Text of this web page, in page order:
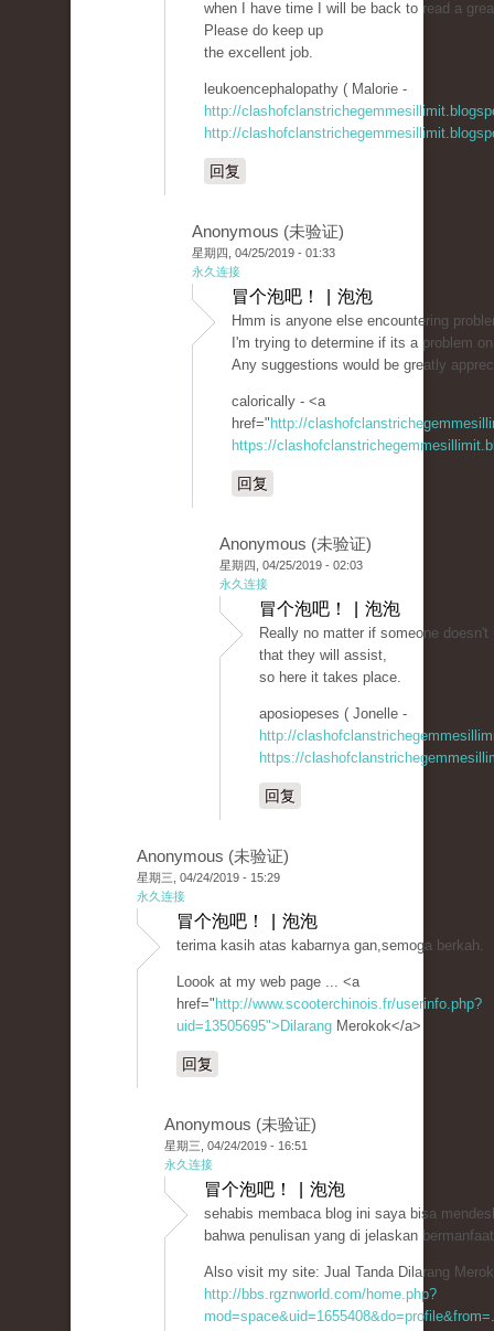
when I have time I will be back to read a
Please do keep up
the excellent job.
leukoencephalopathy ( Malorie -
http://
http://
回复
Anonymous (未验证)
星期四, 04/25/2019 - 01:33
永久连接
冒个泡吧！ | 泡泡
Hmm is anyone else encountering
I'm trying to determine if its a problem
Any suggestions would be greatly
calorically - <a
href=" http://
https://
回复
Anonymous (未验证)
星期四, 04/25/2019 - 02:03
永久连接
冒个泡吧！ | 泡泡
Really no matter if someone
that they will assist,
so here it takes place.
aposiopeses ( Jonelle -
http://
https://
回复
Anonymous (未验证)
星期三, 04/24/2019 - 15:29
永久连接
冒个泡吧！ | 泡泡
terima kasih atas kabarnya gan,semoga berkah.
Loook at my web page ... <a
href=" http://www.scooterchinois.fr/userinfo.php?
uid=13505695">Dilarang Merokok</a>
回复
Anonymous (未验证)
星期三, 04/24/2019 - 16:51
永久连接
冒个泡吧！ | 泡泡
sehabis membaca blog ini saya bisa
bahwa penulisan yang di jelaskan
Also visit my site: Jual Tanda Dilarang
http://bbs.rgznworld.com/home.php?